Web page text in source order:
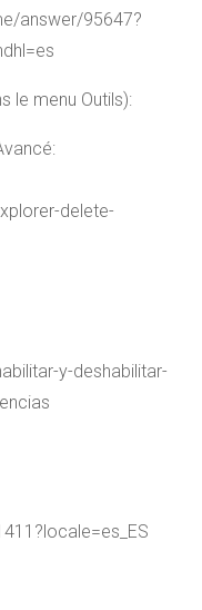
answer/95647?
le menu Outils):
delete-
y-deshabilitar-